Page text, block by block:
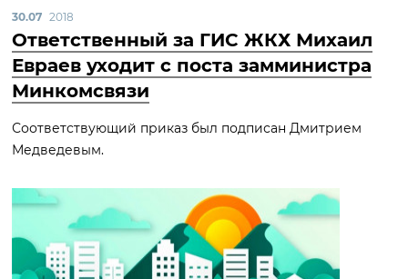
30.07 2018
Ответственный за ГИС ЖКХ Михаил
Евраев уходит с поста замминистра
Минкомсвязи
Соответствующий приказ был подписан Дмитрием
Медведевым.